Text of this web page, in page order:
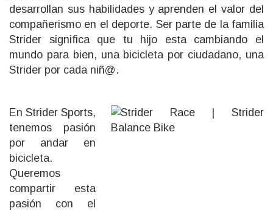
desarrollan sus habilidades y aprenden el valor del
compañerismo en el deporte. Ser parte de la familia
Strider significa que tu hijo esta cambiando el
mundo para bien, una bicicleta por ciudadano, una
Strider por cada niñ@.
En Strider Sports,
tenemos pasión
por andar en
bicicleta.
Queremos
compartir esta
pasión con el